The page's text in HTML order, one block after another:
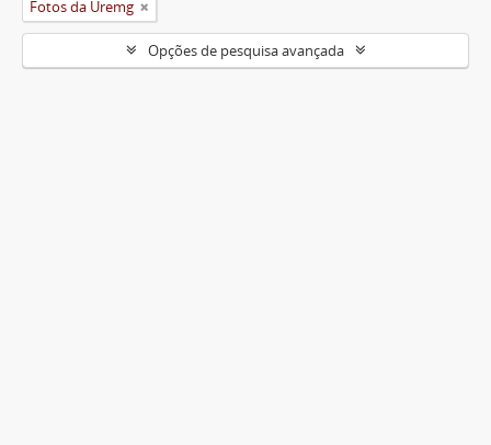
Fotos da Uremg
Opções de pesquisa avançada